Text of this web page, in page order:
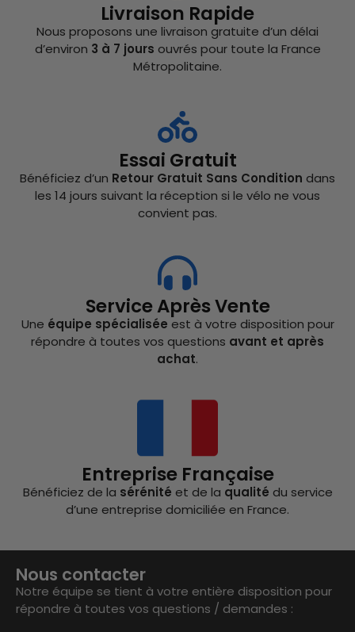
Livraison Rapide
Nous proposons une livraison gratuite d’un délai
d’environ 3 à 7 jours ouvrés pour toute la France
Métropolitaine.
Essai Gratuit
Bénéficiez d’un Retour Gratuit Sans Condition dans
les 14 jours suivant la réception si le vélo ne vous
convient pas.
Service Après Vente
Une équipe spécialisée est à votre disposition pour
répondre à toutes vos questions avant et après
achat.
Entreprise Française
Bénéficiez de la sérénité et de la qualité du service
d’une entreprise domiciliée en France.
Nous contacter
Notre équipe se tient à votre entière disposition pour
répondre à toutes vos questions / demandes :